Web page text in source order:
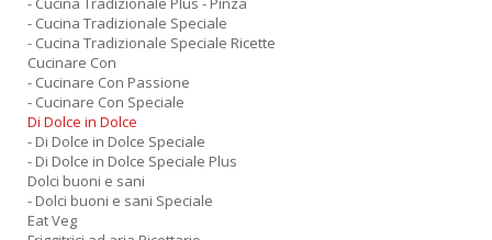
- Cucina Tradizionale Speciale
- Cucina Tradizionale Speciale Ricette
Cucinare Con
- Cucinare Con Passione
- Cucinare Con Speciale
Di Dolce in Dolce
- Di Dolce in Dolce Speciale
- Di Dolce in Dolce Speciale Plus
Dolci buoni e sani
- Dolci buoni e sani Speciale
Eat Veg